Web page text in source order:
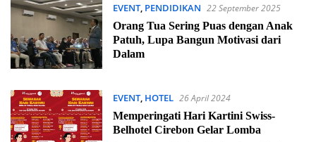
EVENT, PENDIDIKAN 22 September 2025
Orang Tua Sering Puas dengan Anak
Patuh, Lupa Bangun Motivasi dari
Dalam
EVENT, HOTEL 26 April 2024
Memperingati Hari Kartini Swiss-
Belhotel Cirebon Gelar Lomba